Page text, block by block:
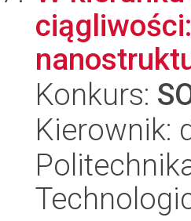
Konkurs:
Kierownik: